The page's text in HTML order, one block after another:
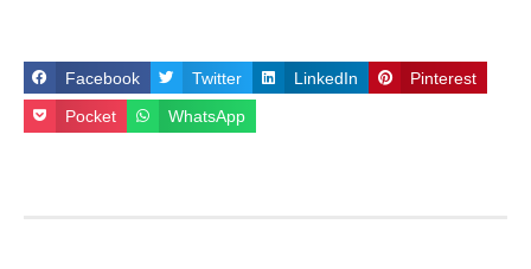
Facebook Twitter LinkedIn Pinterest
Pocket WhatsApp